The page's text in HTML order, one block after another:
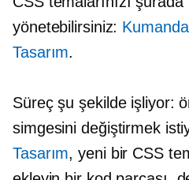
yönetebilirsiniz:
Tasarım.
Süreç şu şekilde işliyor:
simgesini değiştirmek
Tasarım, yeni bir CSS